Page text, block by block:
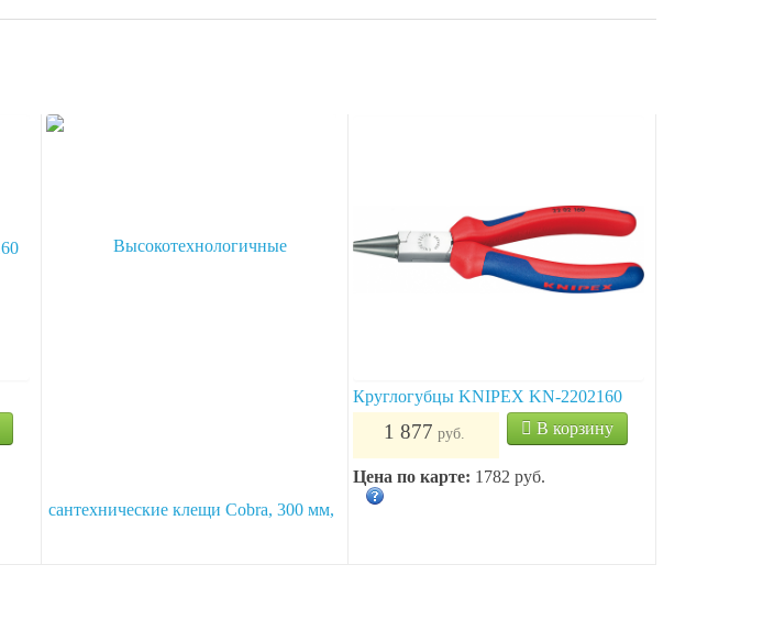
Цена по карте:3661 руб.
Круглогубцы KNIPEX KN-2202160
1 877 руб. В корзину
Цена по карте: 1782 руб.